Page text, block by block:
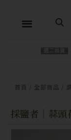
首頁 全部商品
採鹽者｜蒜頭